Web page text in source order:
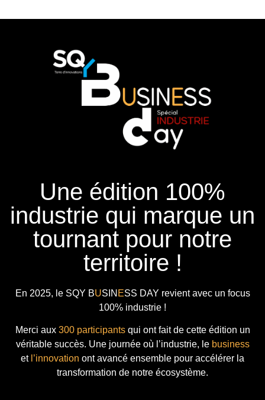
Une édition 100%
industrie qui marque un
tournant pour notre
territoire !
En 2025, le SQY BUSIN ESS DAY revient avec un focus
100% industrie !
Merci aux 300 participantsqui ont fait de cette édition un
véritable succès. Une journée où l’industrie, le business
et l’innovation ont avancé ensemble pour accélérer la
transformation de notre écosystème.